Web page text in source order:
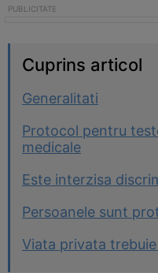
Cuprins articol
Generalitati
Protocol pentru
medicale
Este interzisa
Persoanele sunt
Viata privata